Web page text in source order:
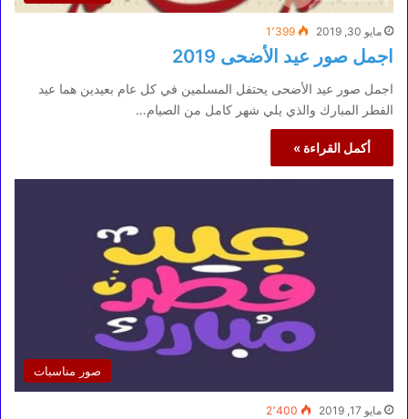
مايو 30, 2019 1٬399
اجمل صور عيد الأضحى 2019
اجمل صور عيد الأضحى يحتفل المسلمين في كل عام بعيدين هما عيد
الفطر المبارك والذي يلي شهر كامل من الصيام…
أكمل القراءة »
صور مناسبات
مايو 17, 2019 2٬400